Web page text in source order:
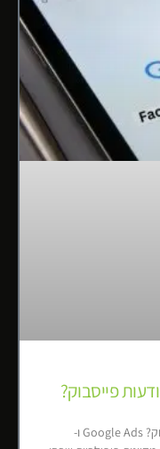
פייסבוק?
מה ההבדל בין מודעות גוגל למודעות פייסבוק? Google Ads ו-